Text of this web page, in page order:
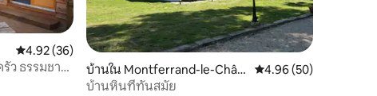
คะแนนเฉลี่ย 4.92 จาก 5, 36 รีวิว
4.92 (36)
ว ธรรมชาติ
บ้านใน Montferrand-le-Chât
eau
คะแนนเฉลี่ย 4.96 จาก
4.96 (50)
บ้านหินที่ทันสมัย